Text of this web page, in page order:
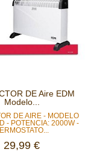
DE Aire EDM
Modelo...
DE AIRE - MODELO
- POTENCIA: 2000W -
29,99 €